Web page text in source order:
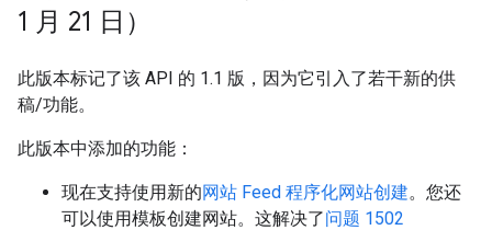
1 月 21 日）
此版本标记了该 API 的 1.1 版，因为它引入了若干新的供
稿/功能。
此版本中添加的功能：
现在支持使用新的网站 Feed 程序化网站创建。您还
可以使用模板创建网站。这解决了问题 1502